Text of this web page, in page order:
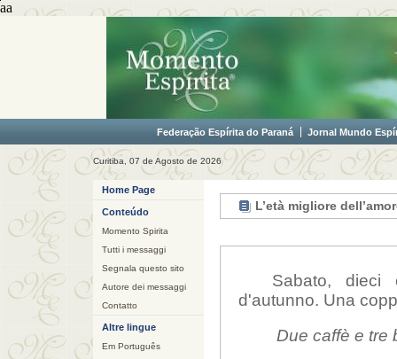
aa
Federação Espírita do Paraná Jornal Mundo
Curitiba, 07 de Agosto de 2026
Home Page
Conteúdo
Momento Spirita
Tutti i messaggi
Segnala questo sito
Autore dei messaggi
Contatto
Altre lingue
Em Português
L’età migliore
Sabato, dieci
d'autunno. Una
Due caffè e tre